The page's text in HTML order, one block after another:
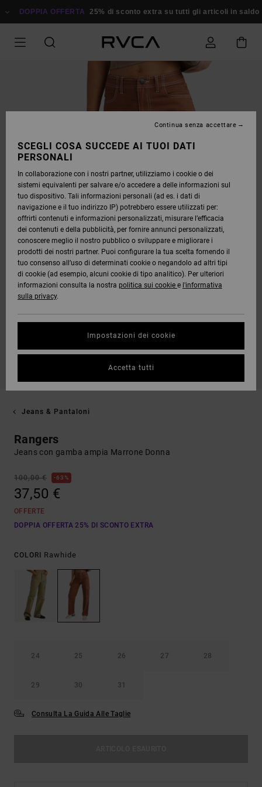
ALLEDOPPIA OFFERTA 25% di sconto extra su tutti gli articoli in saldo
Jeans & Pantaloni
Rangers
Jeans con gamba ampia Marrone Donna
100,00 € 63%
37,50 €
OFFERTE
DOPPIA OFFERTA 25% DI SCONTO EXTRA
COLORI Rawhide
24 25 26 27 28
29 30 31
Consulta La Guida Alle Taglie
SCEGLI COSA SUCCEDE AI TUOI DATI
PERSONALI
In collaborazione con i nostri partner, utilizziamo i cookie o dei
sistemi equivalenti per salvare e/o accedere a delle informazioni sul
tuo dispositivo. Tali informazioni personali (ad es. i dati di
navigazione e il tuo indirizzo IP) potrebbero essere utilizzati per:
offrirti contenuti e informazioni personalizzati, misurare l’efficacia
dei contenuti e della pubblicità, per fornire annunci personalizzati,
conoscere meglio il nostro pubblico o sviluppare e migliorare i
prodotti dei nostri partner. Puoi configurare la tua scelta fornendo il
tuo consenso all’uso di determinati cookie o negandolo ad altri tipi
di cookie (ad esempio, alcuni cookie di tipo analitico). Per ulteriori
informazioni consulta la nostra politica sui cookie e l'informativa
sulla privacy.
Impostazioni dei cookie
Continua senza accettare
Accetta tutti